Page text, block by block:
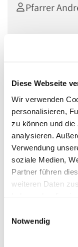
Diese Webseite
Wir verwenden
personalisieren,
zu können und
analysieren.
Verwendung
soziale Medien,
Partner führen
weiteren Daten
Notwendig
Pfarrer